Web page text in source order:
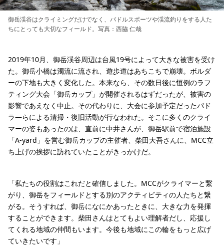
御岳渓谷はクライミングだけでなく、パドルスポーツや渓流釣りをする人た
ちにとっても大切なフィールド。写真：西脇 仁哉
2019年10月、御岳渓谷周辺は台風19号によって大きな被害を受け
た。御岳小橋は濁流に流され、遊歩道はあちこちで崩壊。ボルダ
ーの下地も大きく変化した。本来なら、その数日後に恒例のラフ
ティング大会「御岳カップ」が開催されるはずだったが、被害の
影響であえなく中止。その代わりに、大会に参加予定だったパド
ラ―らによる清掃・復旧活動が行なわれた。そこに多くのクライ
マーの姿もあったのは、直前に中井さんが、御岳駅前で宿泊施設
「A-yard」を営む御岳カップの主催者、柴田大吾さんに、MCC立
ち上げの挨拶に訪れていたことがきっかけだ。
「私たちの役割はこれだと確信しました。MCCがクライマーと繋
がり、御岳をフィールドとする別のアクティビティの人たちと繋
がる。そうすれば、御岳になにかあったときに、大きな力を発揮
することができます。柴田さんはとてもよい理解者だし、応援し
てくれる地域の仲間もいます。今後も地域にこの輪をもっと広げ
ていきたいです」